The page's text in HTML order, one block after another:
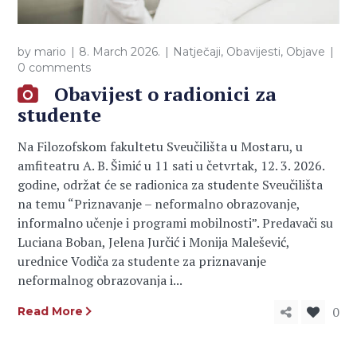
by mario 8. March 2026. Natječaji, Obavijesti, Objave
0 comments
Obavijest o radionici za
studente
Na Filozofskom fakultetu Sveučilišta u Mostaru, u
amfiteatru A. B. Šimić u 11 sati u četvrtak, 12. 3. 2026.
godine, održat će se radionica za studente Sveučilišta
na temu “Priznavanje – neformalno obrazovanje,
informalno učenje i programi mobilnosti”. Predavači su
Luciana Boban, Jelena Jurčić i Monija Malešević,
urednice Vodiča za studente za priznavanje
neformalnog obrazovanja i...
Read More 0